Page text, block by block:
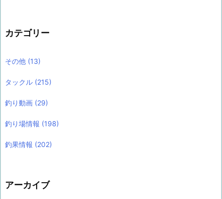
カテゴリー
その他 (13)
タックル (215)
釣り動画 (29)
釣り場情報 (198)
釣果情報 (202)
アーカイブ